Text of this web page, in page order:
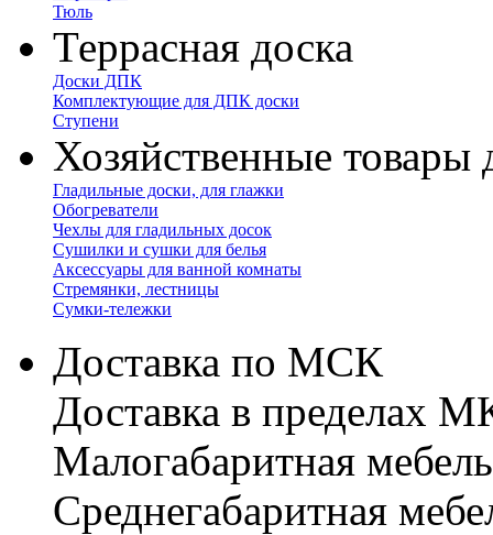
Тюль
Террасная доска
Доски ДПК
Комплектующие для ДПК доски
Ступени
Хозяйственные товары
Гладильные доски, для глажки
Обогреватели
Чехлы для гладильных досок
Сушилки и сушки для белья
Аксессуары для ванной комнаты
Стремянки, лестницы
Сумки-тележки
Доставка по МСК
Доставка в пределах
Малогабаритная
Cреднегабаритная